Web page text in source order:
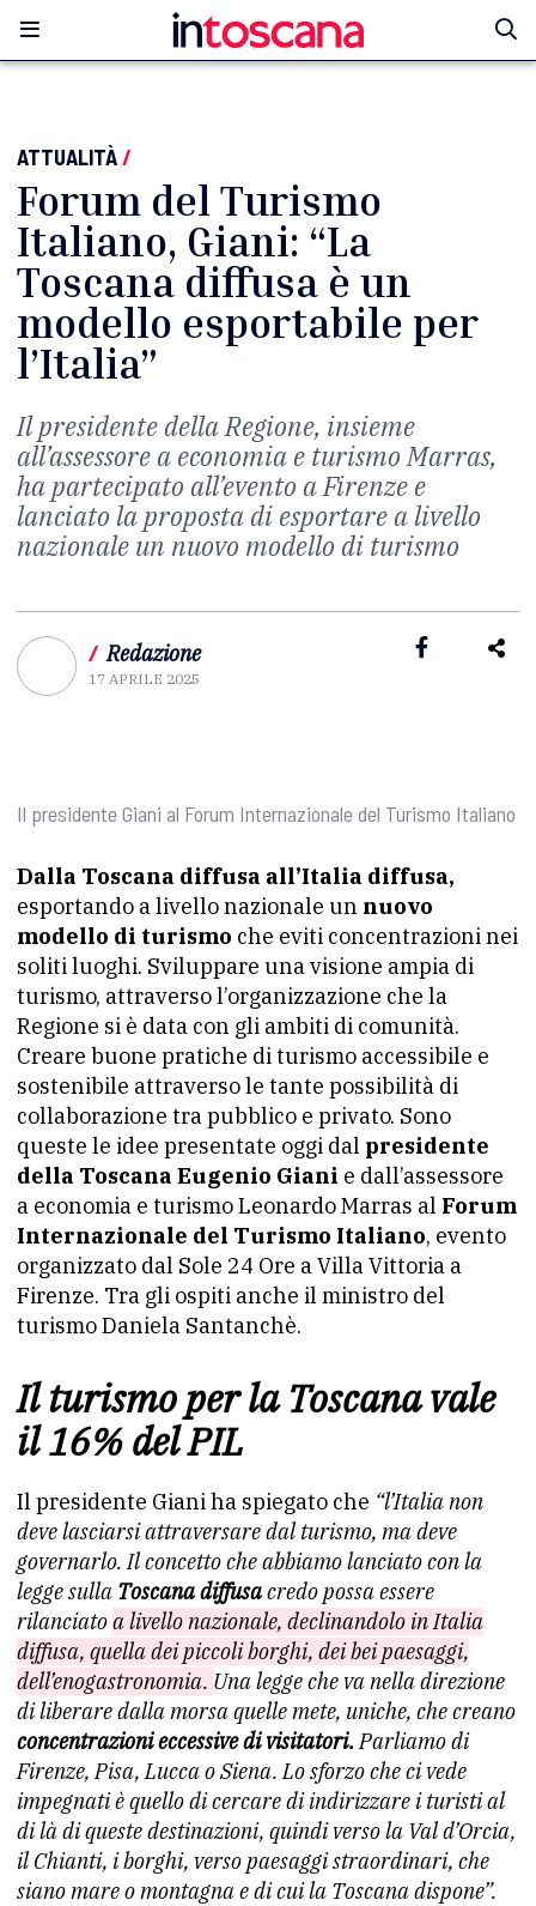
ATTUALITÀ/
Forum del Turismo
Italiano, Giani: “La
Toscana diffusa è un
modello esportabile per
l’Italia”
Il presidente della Regione, insieme
all’assessore a economia e turismo Marras,
ha partecipato all’evento a Firenze e
lanciato la proposta di esportare a livello
nazionale un nuovo modello di turismo
/ Redazione
17 APRILE 2025
Il presidente Giani al Forum Internazionale del Turismo Italiano
Dalla Toscana diffusa all’Italia diffusa,
esportando a livello nazionale un nuovo
modello di turismo che eviti concentrazioni nei
soliti luoghi. Sviluppare una visione ampia di
turismo, attraverso l’organizzazione che la
Regione si è data con gli ambiti di comunità.
Creare buone pratiche di turismo accessibile e
sostenibile attraverso le tante possibilità di
collaborazione tra pubblico e privato. Sono
queste le idee presentate oggi dal presidente
della Toscana Eugenio Giani e dall’assessore
a economia e turismo Leonardo Marras al Forum
Internazionale del Turismo Italiano, evento
organizzato dal Sole 24 Ore a Villa Vittoria a
Firenze. Tra gli ospiti anche il ministro del
turismo Daniela Santanchè.
Il turismo per la Toscana vale
il 16% del PIL
Il presidente Giani ha spiegato che “l’Italia non
deve lasciarsi attraversare dal turismo, ma deve
governarlo. Il concetto che abbiamo lanciato con la
legge sulla Toscana diffusacredo possa essere
rilanciatoa livello nazionale, declinandolo in Italia
diffusa, quella dei piccoli borghi, dei bei paesaggi,
dell’enogastronomia. Una legge che va nella direzione
di liberare dalla morsa quelle mete, uniche, che creano
concentrazioni eccessive di visitatori.Parliamo di
Firenze, Pisa, Lucca o Siena. Lo sforzo che ci vede
impegnati è quello di cercare di indirizzare i turisti al
di là di queste destinazioni, quindi verso la Val d’Orcia,
il Chianti, i borghi, verso paesaggi straordinari, che
siano mare o montagna e di cui la Toscana dispone”.